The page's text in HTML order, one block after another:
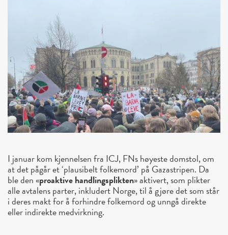
I januar kom kjennelsen fra ICJ, FNs høyeste domstol, om
at det pågår et ‘plausibelt folkemord’ på Gazastripen. Da
ble den «proaktive handlingsplikten» aktivert, som plikter
alle avtalens parter, inkludert Norge, til å gjøre det som står
i deres makt for å forhindre folkemord og unngå direkte
eller indirekte medvirkning.